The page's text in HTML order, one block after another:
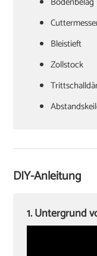
Bleistieft
Zollstock
Winkel
Stichsäge
DIY-Anleitung
1. Untergrund